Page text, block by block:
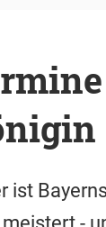
ist